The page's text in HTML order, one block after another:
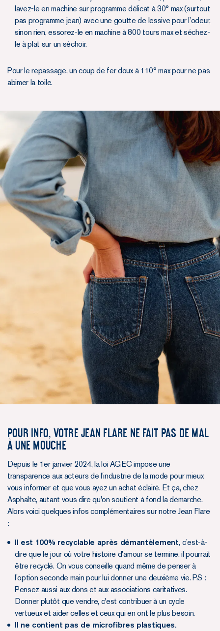
lavez-le en machine sur programme délicat à 30° max (surtout
pas programme jean) avec une goutte de lessive pour l’odeur,
sinon rien, essorez-le en machine à 800 tours max et séchez-
le à plat sur un séchoir.
Pour le repassage, un coup de fer doux à 110° max pour ne pas
abimer la toile.
POUR INFO, VOTRE JEAN FLARE NE FAIT PAS DE MAL
À UNE MOUCHE
Depuis le 1er janvier 2024, la loi AGEC impose une
transparence aux acteurs de l'industrie de la mode pour mieux
vous informer et que vous ayez un achat éclairé. Et ça, chez
Asphalte, autant vous dire qu'on soutient à fond la démarche.
Alors voici quelques infos complémentaires sur notre Jean Flare
:
Il est 100% recyclable après démantèlement, c’est-à-
dire que le jour où votre histoire d'amour se termine, il pourrait
être recyclé. On vous conseille quand même de penser à
l’option seconde main pour lui donner une deuxième vie. P.S :
Pensez aussi aux dons et aux associations caritatives.
Donner plutôt que vendre, c'est contribuer à un cycle
vertueux et aider celles et ceux qui en ont le plus besoin.
Il ne contient pas de microfibres plastiques.